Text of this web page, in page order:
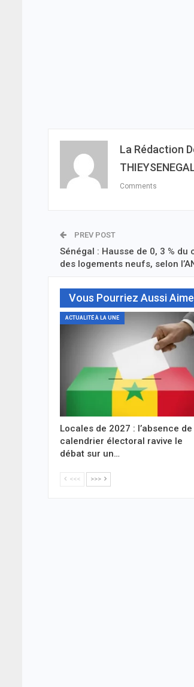
La Rédaction
Comments
PREV POST
Sénégal : Hausse de 0, 3 %
des logements neufs, selon
Vous Pourriez Aussi
ACTUALITÉ À LA UNE
Locales de 2027 : l’absence de
calendrier électoral ravive le
débat sur un…
<<< >>>